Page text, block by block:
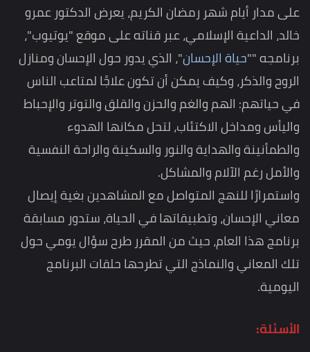
على مدار أيام شهر رمضان الكريم، يعرض الدكتور عمرو
خالد، الداعية الإسلامي، عبر قناته على موقع "يوتيوب"،
برنامجه ""حياة الإحسان"، الذي يدور حول الإحسان ومنازل
الروح والذكر، وكيف يمكن أن تكون علاجًا لمتاعب الناس
في حياتهم: الهم والغم والحزن والقلق والتوتر والإحباط
واليأس ومداخل الاكتئاب، لتحل مكانها الهدوء
والطمأنينة والهداية والنور والسكينة والراحة النفسية
والأمل رغم الآلام والمشاكل.
واستمرارًا للنهج المتواصل مع المشاهدين بغية إيصال
معاني الإحسان، وتطبيقاتها في الحياة، ستدور مسابقة
برنامج هذا العام، حيث من المقرر طرح سؤال يومي حول
تلك المعاني والنماذج التي تطرحها حلقات البرنامج
اليومية.
الأسئلة: